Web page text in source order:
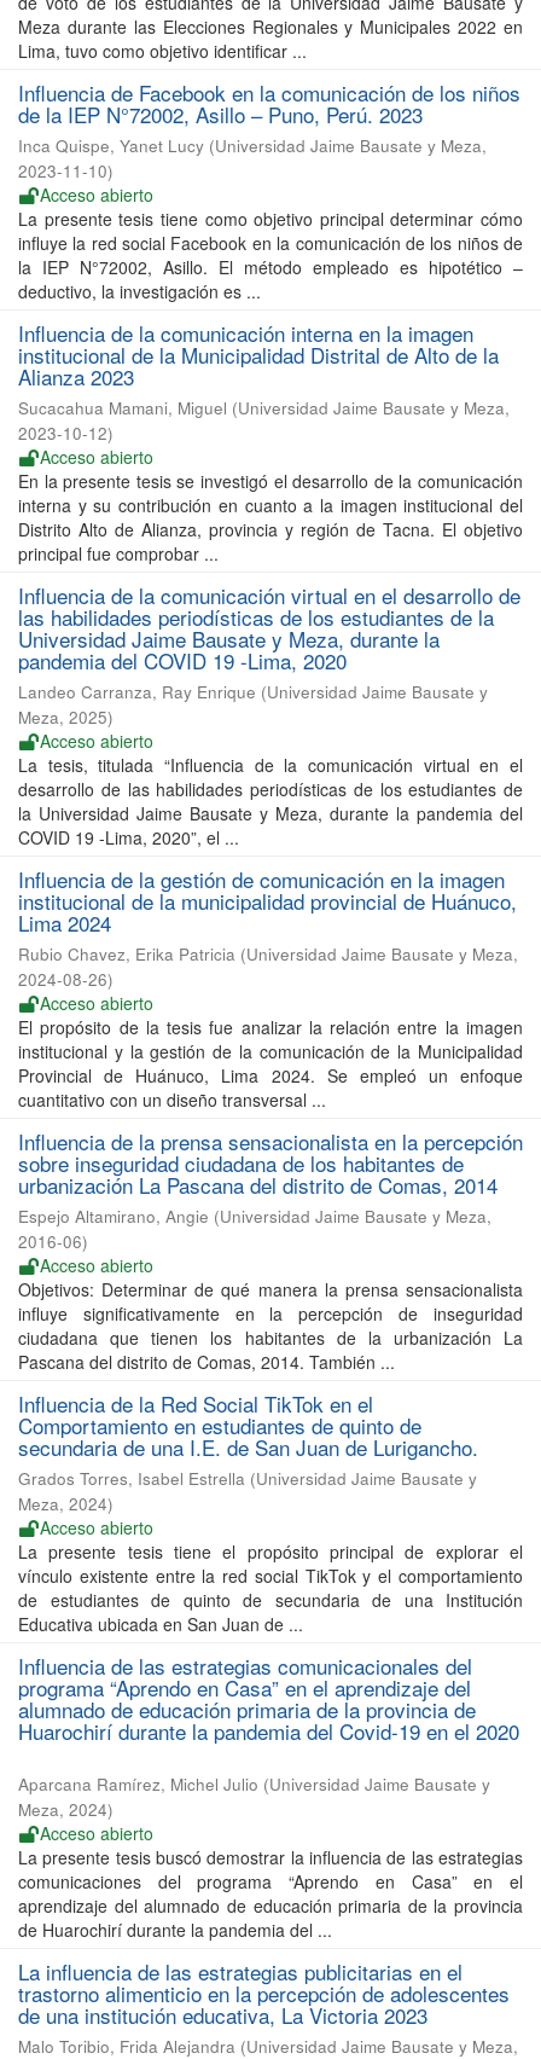
Meza durante las Elecciones Regionales y Municipales 2022 en
Lima, tuvo como objetivo identificar ...
Influencia de Facebook en la comunicación de los niños
de la IEP N°72002, Asillo – Puno, Perú. 2023
Inca Quispe, Yanet Lucy (Universidad Jaime Bausate y Meza,
2023-11-10)
Acceso abierto
La presente tesis tiene como objetivo principal determinar cómo
influye la red social Facebook en la comunicación de los niños de
la IEP N°72002, Asillo. El método empleado es hipotético –
deductivo, la investigación es ...
Influencia de la comunicación interna en la imagen
institucional de la Municipalidad Distrital de Alto de la
Alianza 2023
Sucacahua Mamani, Miguel (Universidad Jaime Bausate y Meza,
2023-10-12)
Acceso abierto
En la presente tesis se investigó el desarrollo de la comunicación
interna y su contribución en cuanto a la imagen institucional del
Distrito Alto de Alianza, provincia y región de Tacna. El objetivo
principal fue comprobar ...
Influencia de la comunicación virtual en el desarrollo de
las habilidades periodísticas de los estudiantes de la
Universidad Jaime Bausate y Meza, durante la
pandemia del COVID 19 -Lima, 2020
Landeo Carranza, Ray Enrique (Universidad Jaime Bausate y
Meza, 2025)
Acceso abierto
La tesis, titulada “Influencia de la comunicación virtual en el
desarrollo de las habilidades periodísticas de los estudiantes de
la Universidad Jaime Bausate y Meza, durante la pandemia del
COVID 19 -Lima, 2020”, el ...
Influencia de la gestión de comunicación en la imagen
institucional de la municipalidad provincial de Huánuco,
Lima 2024
Rubio Chavez, Erika Patricia (Universidad Jaime Bausate y Meza,
2024-08-26)
Acceso abierto
El propósito de la tesis fue analizar la relación entre la imagen
institucional y la gestión de la comunicación de la Municipalidad
Provincial de Huánuco, Lima 2024. Se empleó un enfoque
cuantitativo con un diseño transversal ...
Influencia de la prensa sensacionalista en la percepción
sobre inseguridad ciudadana de los habitantes de
urbanización La Pascana del distrito de Comas, 2014
Espejo Altamirano, Angie (Universidad Jaime Bausate y Meza,
2016-06)
Acceso abierto
Objetivos: Determinar de qué manera la prensa sensacionalista
influye significativamente en la percepción de inseguridad
ciudadana que tienen los habitantes de la urbanización La
Pascana del distrito de Comas, 2014. También ...
Influencia de la Red Social TikTok en el
Comportamiento en estudiantes de quinto de
secundaria de una I.E. de San Juan de Lurigancho.
Grados Torres, Isabel Estrella (Universidad Jaime Bausate y
Meza, 2024)
Acceso abierto
La presente tesis tiene el propósito principal de explorar el
vínculo existente entre la red social TikTok y el comportamiento
de estudiantes de quinto de secundaria de una Institución
Educativa ubicada en San Juan de ...
Influencia de las estrategias comunicacionales del
programa “Aprendo en Casa” en el aprendizaje del
alumnado de educación primaria de la provincia de
Huarochirí durante la pandemia del Covid-19 en el 2020
Aparcana Ramírez, Michel Julio (Universidad Jaime Bausate y
Meza, 2024)
Acceso abierto
La presente tesis buscó demostrar la influencia de las estrategias
comunicaciones del programa “Aprendo en Casa” en el
aprendizaje del alumnado de educación primaria de la provincia
de Huarochirí durante la pandemia del ...
La influencia de las estrategias publicitarias en el
trastorno alimenticio en la percepción de adolescentes
de una institución educativa, La Victoria 2023
Malo Toribio, Frida Alejandra (Universidad Jaime Bausate y Meza,